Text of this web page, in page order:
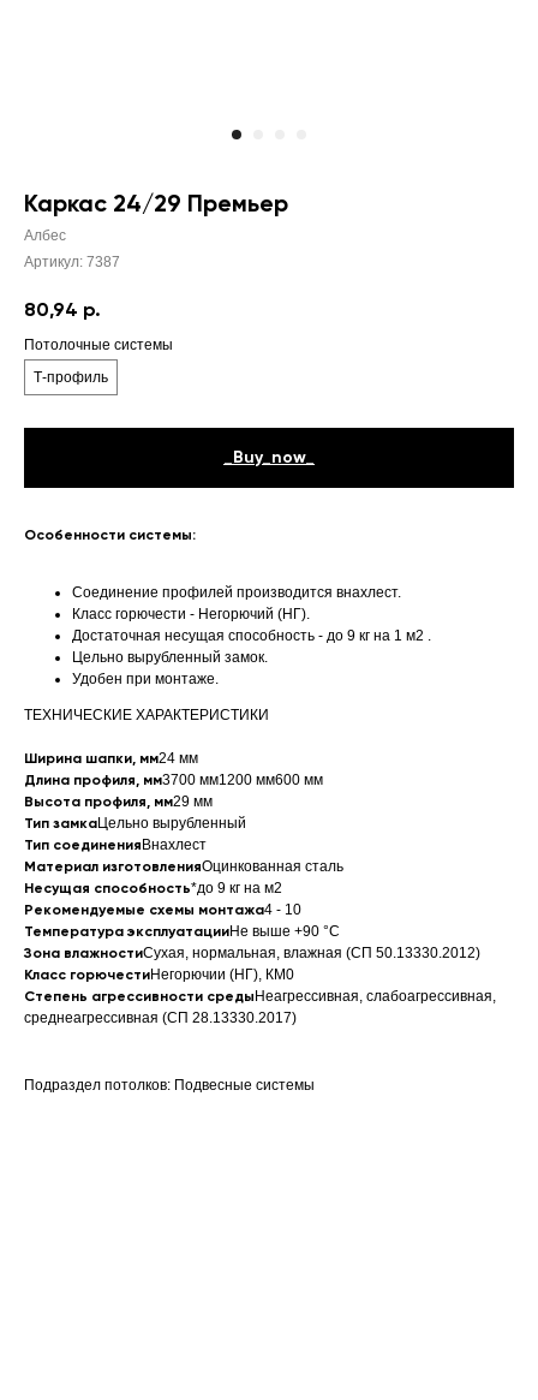
Каркас 24/29 Премьер
Албес
Артикул: 7387
80,94 р.
Потолочные системы
Т-профиль
_Buy_now_
Особенности системы:
Соединение профилей производится внахлест.
Класс горючести - Негорючий (НГ).
Достаточная несущая способность - до 9 кг на 1 м2 .
Цельно вырубленный замок.
Удобен при монтаже.
ТЕХНИЧЕСКИЕ ХАРАКТЕРИСТИКИ
Ширина шапки, мм24 мм
Длина профиля, мм3700 мм1200 мм600 мм
Высота профиля, мм29 мм
Тип замкаЦельно вырубленный
Тип соединенияВнахлест
Материал изготовленияОцинкованная сталь
Несущая способность*до 9 кг на м2
Рекомендуемые схемы монтажа4 - 10
Температура эксплуатацииНе выше +90 °C
Зона влажностиСухая, нормальная, влажная (СП 50.13330.2012)
Класс горючестиНегорючии (НГ), КМ0
Степень агрессивности средыНеагрессивная, слабоагрессивная,
среднеагрессивная (СП 28.13330.2017)
Подраздел потолков: Подвесные системы